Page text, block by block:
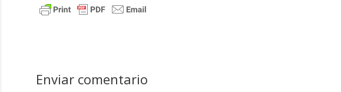
Enviar comentario